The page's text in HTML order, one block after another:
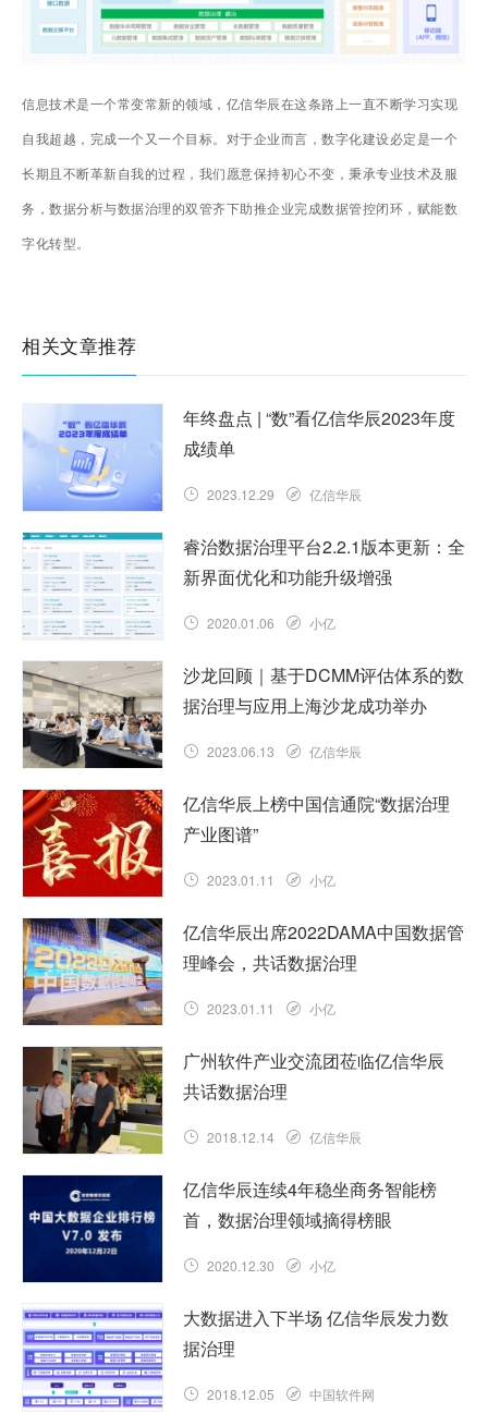
信息技术是一个常变常新的领域，亿信华辰在这条路上一直不断学习实现
自我超越，完成一个又一个目标。对于企业而言，数字化建设必定是一个
长期且不断革新自我的过程，我们愿意保持初心不变，秉承专业技术及服
务，数据分析与数据治理的双管齐下助推企业完成数据管控闭环，赋能数
字化转型。
相关文章推荐
年终盘点 | “数”看亿信华辰2023年度
成绩单
2023.12.29 亿信华辰
睿治数据治理平台2.2.1版本更新：全
新界面优化和功能升级增强
2020.01.06 小亿
沙龙回顾｜基于DCMM评估体系的数
据治理与应用上海沙龙成功举办
2023.06.13 亿信华辰
亿信华辰上榜中国信通院“数据治理
产业图谱”
2023.01.11 小亿
亿信华辰出席2022DAMA中国数据管
理峰会，共话数据治理
2023.01.11 小亿
广州软件产业交流团莅临亿信华辰
共话数据治理
2018.12.14 亿信华辰
亿信华辰连续4年稳坐商务智能榜
首，数据治理领域摘得榜眼
2020.12.30 小亿
大数据进入下半场 亿信华辰发力数
据治理
2018.12.05 中国软件网